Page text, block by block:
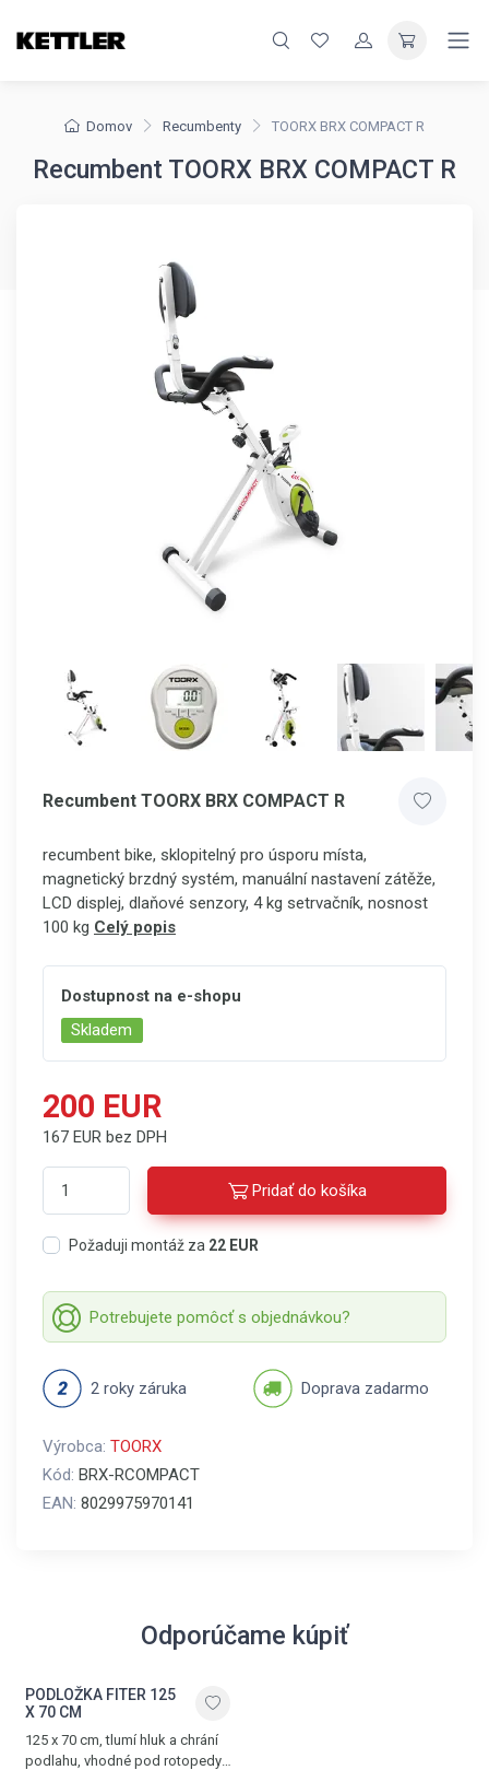
Domov Recumbenty TOORX BRX COMPACT R
Recumbent TOORX BRX COMPACT R
Recumbent TOORX BRX COMPACT R
recumbent bike, sklopitelný pro úsporu místa,
magnetický brzdný systém, manuální nastavení zátěže,
LCD displej, dlaňové senzory, 4 kg setrvačník, nosnost
100 kg Celý popis
Dostupnost na e-shopu
Skladem
200 EUR
167 EUR bez DPH
Pridať do košíka
Požaduji montáž za 22 EUR
Potrebujete pomôcť s objednávkou?
2 roky záruka Doprava zadarmo
Výrobca: TOORX
Kód: BRX-RCOMPACT
EAN: 8029975970141
Odporúčame kúpiť
PODLOŽKA FITER 125
X 70 CM
125 x 70 cm, tlumí hluk a chrání
podlahu, vhodné pod rotopedy,